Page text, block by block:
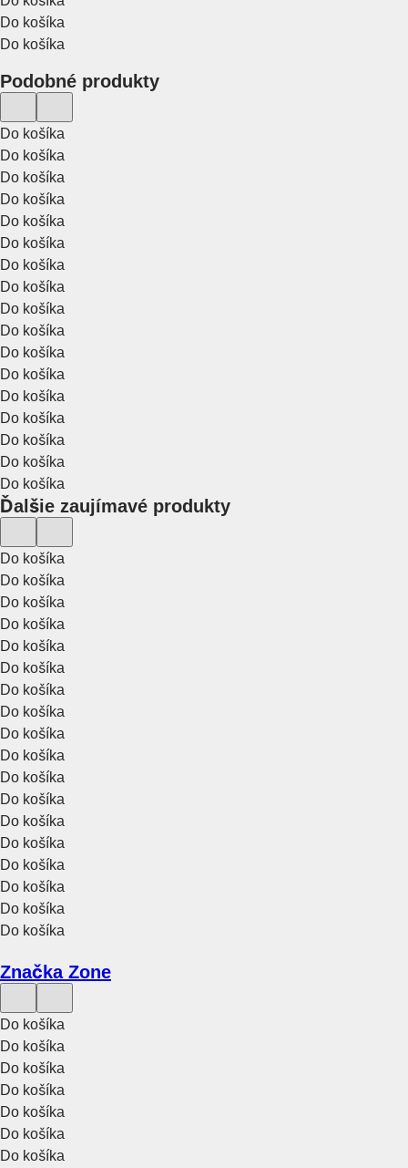
Do košíka
Do košíka
Podobné produkty
Do košíka
Do košíka
Do košíka
Do košíka
Do košíka
Do košíka
Do košíka
Do košíka
Do košíka
Do košíka
Do košíka
Do košíka
Do košíka
Do košíka
Do košíka
Do košíka
Do košíka
Ďalšie zaujímavé produkty
Do košíka
Do košíka
Do košíka
Do košíka
Do košíka
Do košíka
Do košíka
Do košíka
Do košíka
Do košíka
Do košíka
Do košíka
Do košíka
Do košíka
Do košíka
Do košíka
Do košíka
Do košíka
Značka Zone
Do košíka
Do košíka
Do košíka
Do košíka
Do košíka
Do košíka
Do košíka